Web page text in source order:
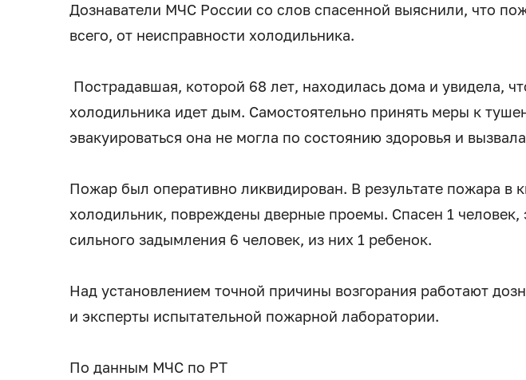
Дознаватели МЧС России со слов спасенной выяснили, что
всего, от неисправности холодильника.
Пострадавшая, которой 68 лет, находилась дома и увидела,
холодильника идет дым. Самостоятельно принять меры к
эвакуироваться она не могла по состоянию здоровья и
Пожар был оперативно ликвидирован. В результате пожара в
холодильник, повреждены дверные проемы. Спасен 1 человек,
сильного задымления 6 человек, из них 1 ребенок.
Над установлением точной причины возгорания работают
и эксперты испытательной пожарной лаборатории.
По данным МЧС по РТ